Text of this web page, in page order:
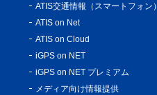
ATIS交通情報（スマートフォン）
ATIS on Net
ATIS on Cloud
iGPS on NET
iGPS on NET プレミアム
メディア向け情報提供